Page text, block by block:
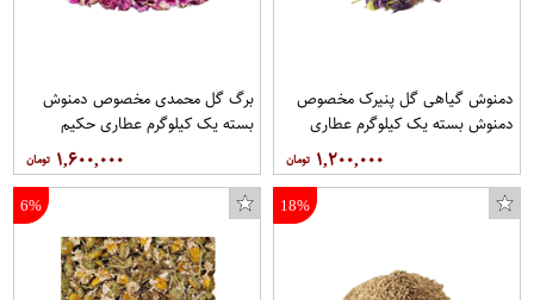
دمنوش گیاهی گل پنیرک مخصوص
دمنوش بسته یک کیلوگرم عطاری
۱,۲۰۰,۰۰۰
برگ گل محمدی مخصوص دمنوش
بسته یک کیلوگرم عطاری حکیم
۱,۶۰۰,۰۰۰
18%
6%